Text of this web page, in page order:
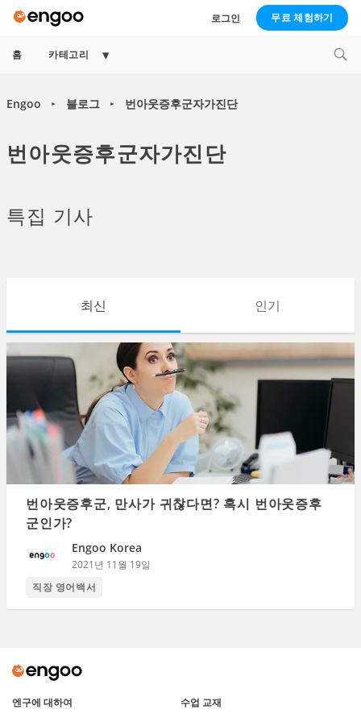
로그인 무료 체험하기
홈 카테고리
Engoo ► 블로그 ► 번아웃증후군자가진단
번아웃증후군자가진단
특집 기사
최신 인기
번아웃증후군, 만사가 귀찮다면? 혹시 번아웃증후
군인가?
Engoo Korea
2021년 11월 19일
직장 영어백서
엔구에 대하여
수업 교재